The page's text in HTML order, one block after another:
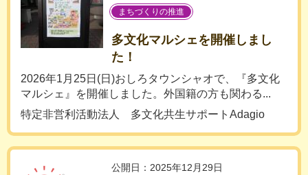
まちづくりの推進
多文化マルシェを開催しまし
た！
2026年1月25日(日)おしろタウンシャオで、『多文化
マルシェ』を開催しました。外国籍の方も関わる...
特定非営利活動法人 多文化共生サポートAdagio
公開日：2025年12月29日